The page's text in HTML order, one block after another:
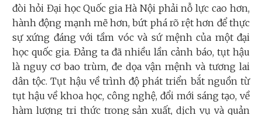
đòi hỏi Đại học Quốc gia Hà Nội phải nỗ lực cao hơn,
hành động mạnh mẽ hơn, bứt phá rõ rệt hơn để thực
sự xứng đáng với tầm vóc và sứ mệnh của một đại
học quốc gia. Đảng ta đã nhiều lần cảnh báo, tụt hậu
là nguy cơ bao trùm, đe dọa vận mệnh và tương lai
dân tộc. Tụt hậu về trình độ phát triển bắt nguồn từ
tụt hậu về khoa học, công nghệ, đổi mới sáng tạo, về
hàm lượng tri thức trong sản xuất, dịch vụ và quản